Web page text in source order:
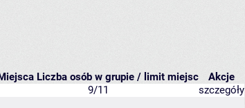
Liczba osób w grupie / limit miejsc
Akcje
9/11
szczegóły